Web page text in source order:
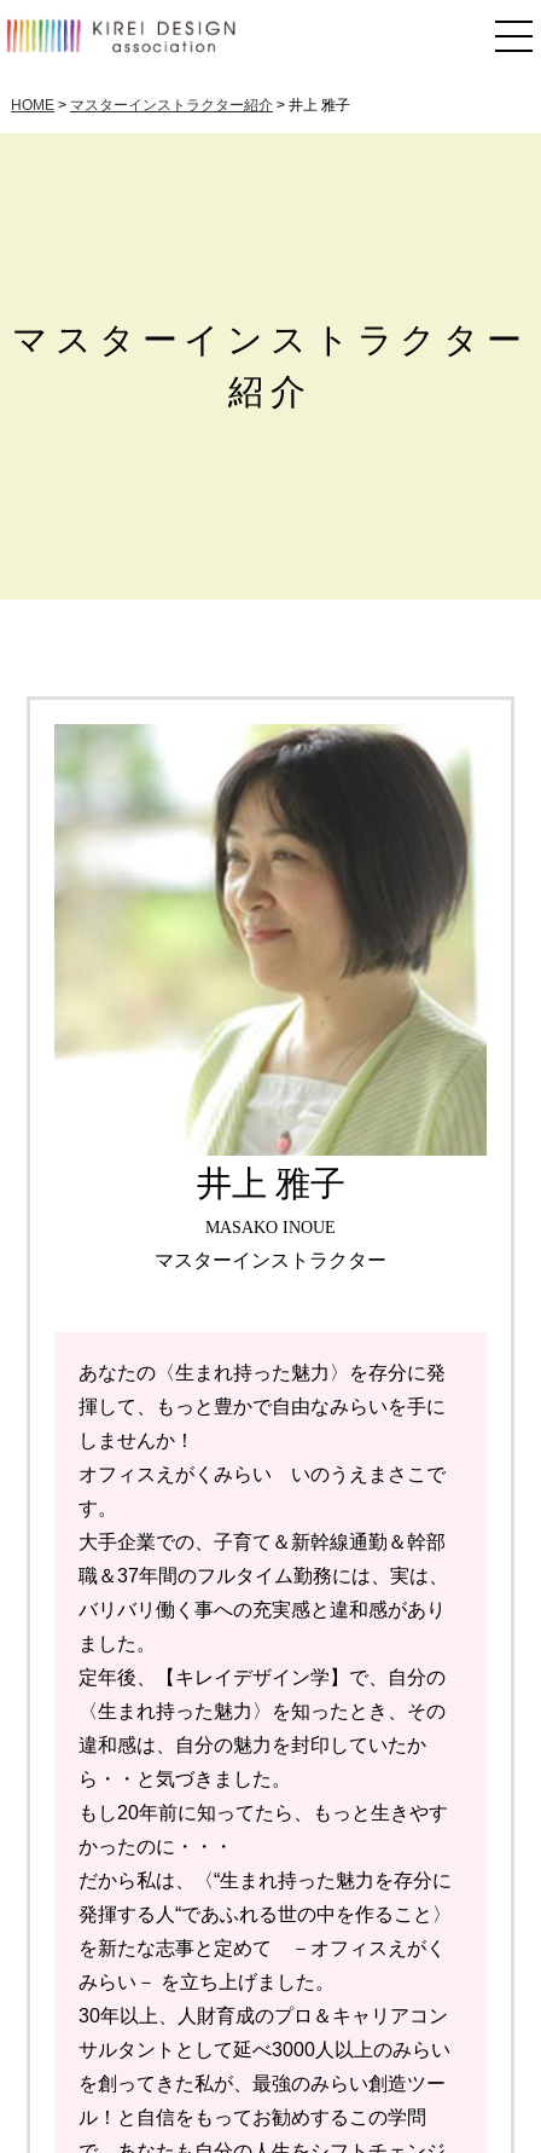
HOME> マスターインストラクター紹介> 井上 雅子
マスターインストラクター
紹介
井上 雅子
MASAKO INOUE
マスターインストラクター
あなたの〈生まれ持った魅力〉を存分に発
揮して、もっと豊かで自由なみらいを手に
しませんか！
オフィスえがくみらい いのうえまさこで
す。
大手企業での、子育て＆新幹線通勤＆幹部
職＆37年間のフルタイム勤務には、実は、
バリバリ働く事への充実感と違和感があり
ました。
定年後、【キレイデザイン学】で、自分の
〈生まれ持った魅力〉を知ったとき、その
違和感は、自分の魅力を封印していたか
ら・・と気づきました。
もし20年前に知ってたら、もっと生きやす
かったのに・・・
だから私は、〈“生まれ持った魅力を存分に
発揮する人“であふれる世の中を作ること〉
を新たな志事と定めて －オフィスえがく
みらい－ を立ち上げました。
30年以上、人財育成のプロ＆キャリアコン
サルタントとして延べ3000人以上のみらい
を創ってきた私が、最強のみらい創造ツー
ル！と自信をもってお勧めするこの学問